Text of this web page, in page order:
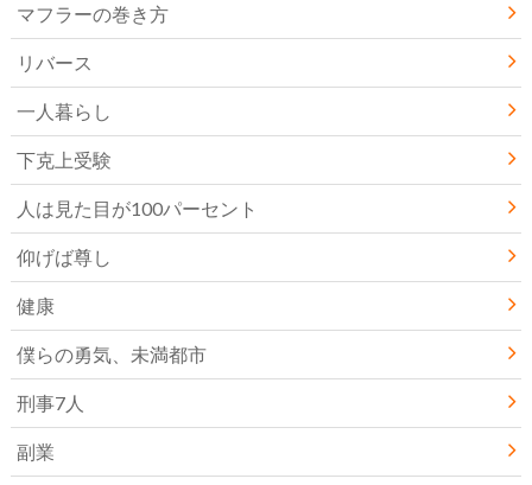
マフラーの巻き方
リバース
一人暮らし
下克上受験
人は見た目が100パーセント
仰げば尊し
健康
僕らの勇気、未満都市
刑事7人
副業